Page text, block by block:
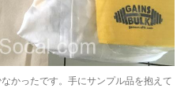
かったです。手にサンプル品を抱えて